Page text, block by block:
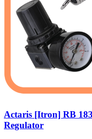
Actaris [Itron] RB
Regulator